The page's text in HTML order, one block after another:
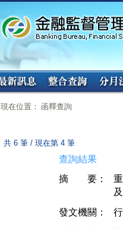
現在位置： 函釋查詢
共 6 筆 / 現在第 4 筆
查詢結果
摘 要：
發文機關：